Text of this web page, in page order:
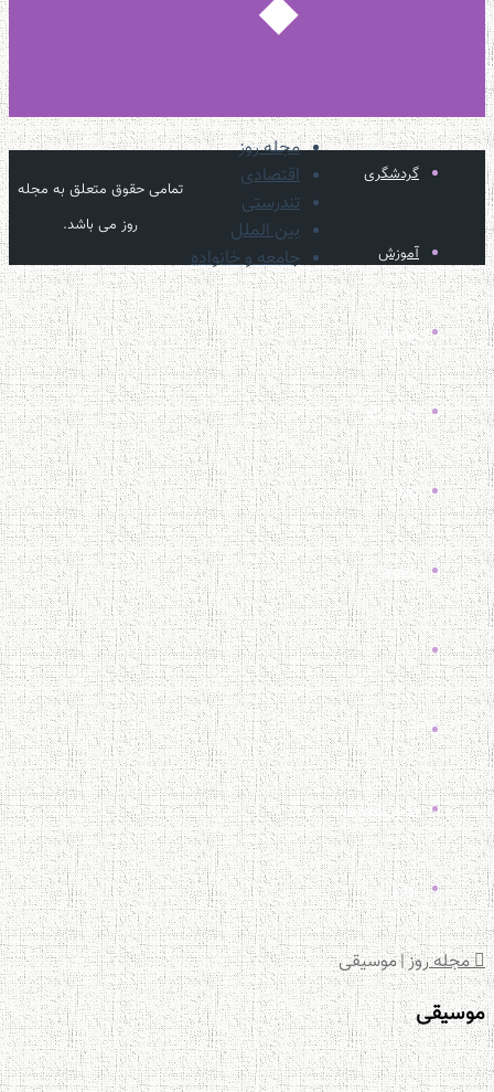
گردشگری
آموزش
موسیقی
آموزشگاه
تهران
پلتفرم
زبان
اپل
فضای مجازی
یوتیوب
مجله روز
اقتصادی
تندرستی
بین الملل
جامعه و خانواده
مجله روز|موسیقی
تمامی حقوق متعلق به مجله
روز می باشد.